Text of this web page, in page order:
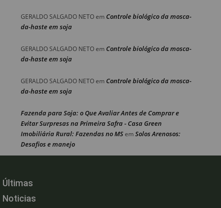
GERALDO SALGADO NETOem Controle biológico da mosca-
da-haste em soja
GERALDO SALGADO NETOem Controle biológico da mosca-
da-haste em soja
GERALDO SALGADO NETOem Controle biológico da mosca-
da-haste em soja
Fazenda para Soja: o Que Avaliar Antes de Comprar e
Evitar Surpresas na Primeira Safra - Casa Green
Imobiliária Rural: Fazendas no MSem Solos Arenosos:
Desafios e manejo
Últimas
Noticias